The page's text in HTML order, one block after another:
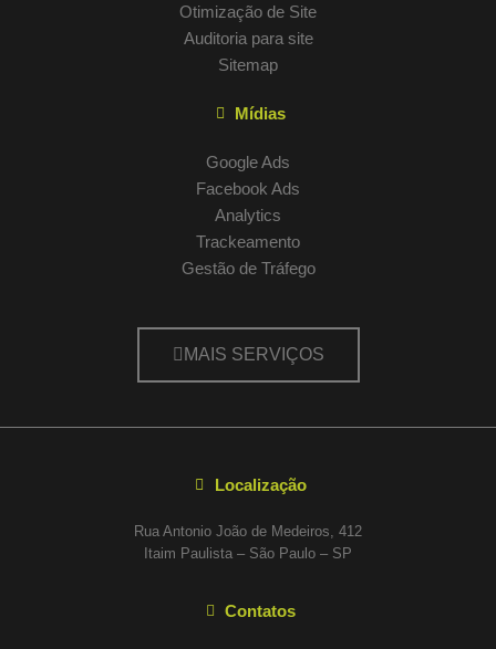
Otimização de Site
Auditoria para site
Sitemap
Mídias
Google Ads
Facebook Ads
Analytics
Trackeamento
Gestão de Tráfego
MAIS SERVIÇOS
Localização
Rua Antonio João de Medeiros, 412
Itaim Paulista – São Paulo – SP
Contatos